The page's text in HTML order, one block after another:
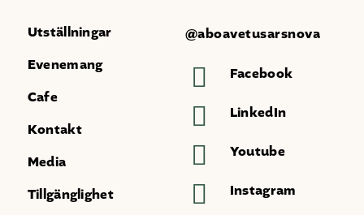
Utställningar
Evenemang
Cafe
Kontakt
Media
Tillgänglighet
@aboavetusarsnova
Facebook
LinkedIn
Youtube
Instagram